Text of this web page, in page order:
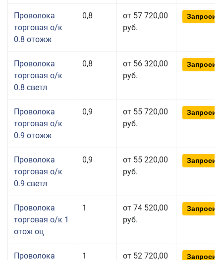
Проволока
торговая о/к
0.8 отожж
0,8
от 57 720,00
руб.
Проволока
торговая о/к
0.8 светл
0,8
от 56 320,00
руб.
Проволока
торговая о/к
0.9 отожж
0,9
от 55 720,00
руб.
Проволока
торговая о/к
0.9 светл
0,9
от 55 220,00
руб.
Проволока
торговая о/к 1
отож оц
1
от 74 520,00
руб.
Проволока 1 от 52 720,00